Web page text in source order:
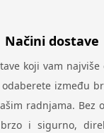
Načini dostave
koji vam najviše
između
radnjama. Bez
i sigurno,